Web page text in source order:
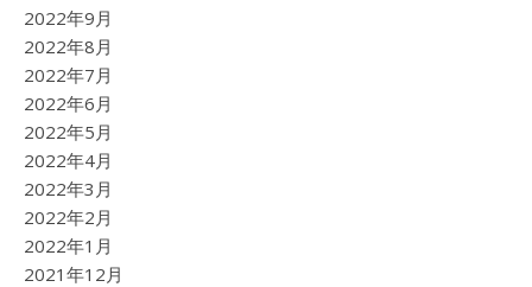
2022年9月
2022年8月
2022年7月
2022年6月
2022年5月
2022年4月
2022年3月
2022年2月
2022年1月
2021年12月